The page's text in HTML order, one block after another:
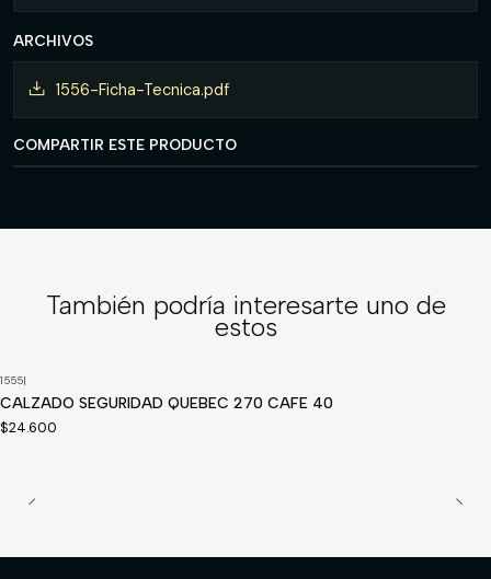
ARCHIVOS
1556-Ficha-Tecnica.pdf
COMPARTIR ESTE PRODUCTO
También podría interesarte uno de
estos
1555|
CALZADO SEGURIDAD QUEBEC 270 CAFE 40
$24.600